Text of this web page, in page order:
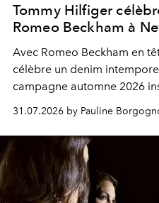
Tommy Hilfiger
Romeo Beckham à
Avec Romeo Beckham en
célèbre un denim
campagne automne 2026
31.07.2026 by Pauline